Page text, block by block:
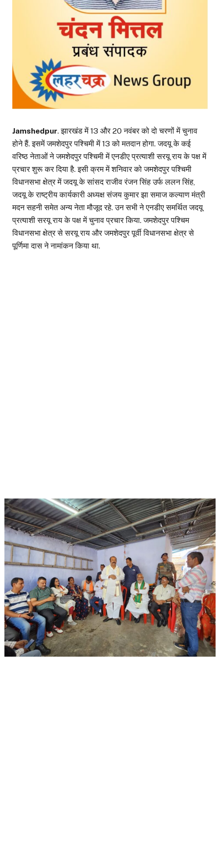
Jamshedpur. झारखंड में 13 और 20 नवंबर को दो चरणों में चुनाव
होने हैं. इसमें जमशेदपुर पश्चिमी में 13 को मतदान होगा. जदयू के कई
वरिष्ठ नेताओं ने जमशेदपुर पश्चिमी में एनडीए प्रत्याशी सरयू राय के पक्ष में
प्रचार शुरू कर दिया है. इसी क्रम में शनिवार को जमशेदपुर पश्चिमी
विधानसभा क्षेत्र में जदयू के सांसद राजीव रंजन सिंह उर्फ ललन सिंह,
जदयू के राष्ट्रीय कार्यकारी अध्यक्ष संजय कुमार झा समाज कल्याण मंत्री
मदन सहनी समेत अन्य नेता मौजूद रहे. उन सभी ने एनडीए समर्थित जदयू
प्रत्याशी सरयू राय के पक्ष में चुनाव प्रचार किया. जमशेदपुर पश्चिम
विधानसभा क्षेत्र से सरयू राय और जमशेदपुर पूर्वी विधानसभा क्षेत्र से
पूर्णिमा दास ने नामांकन किया था.